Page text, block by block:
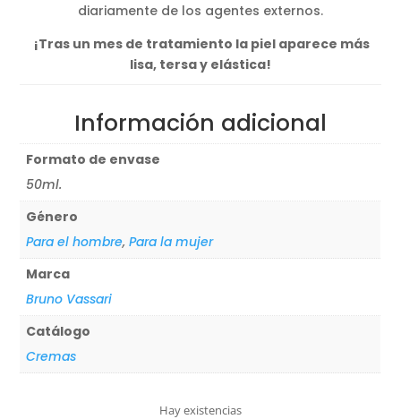
diariamente de los agentes externos.
¡Tras un mes de tratamiento la piel aparece más
lisa, tersa y elástica!
Información adicional
Formato de envase
50ml.
Género
Para el hombre,Para la mujer
Marca
Bruno Vassari
Catálogo
Cremas
Hay existencias